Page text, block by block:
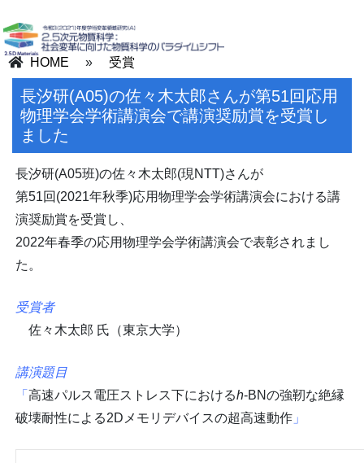
HOME » 受賞
長汐研(A05)の佐々木太郎さんが第51回応用
物理学会学術講演会で講演奨励賞を受賞し
ました
長汐研(A05班)の佐々木太郎(現NTT)さんが
第51回(2021年秋季)応用物理学会学術講演会における講
演奨励賞を受賞し、
2022年春季の応用物理学会学術講演会で表彰されまし
た。
受賞者
佐々木太郎 氏（東京大学）
講演題目
「 高速パルス電圧ストレス下におけるh-BNの強靭な絶縁
破壊耐性による2Dメモリデバイスの超高速動作 」